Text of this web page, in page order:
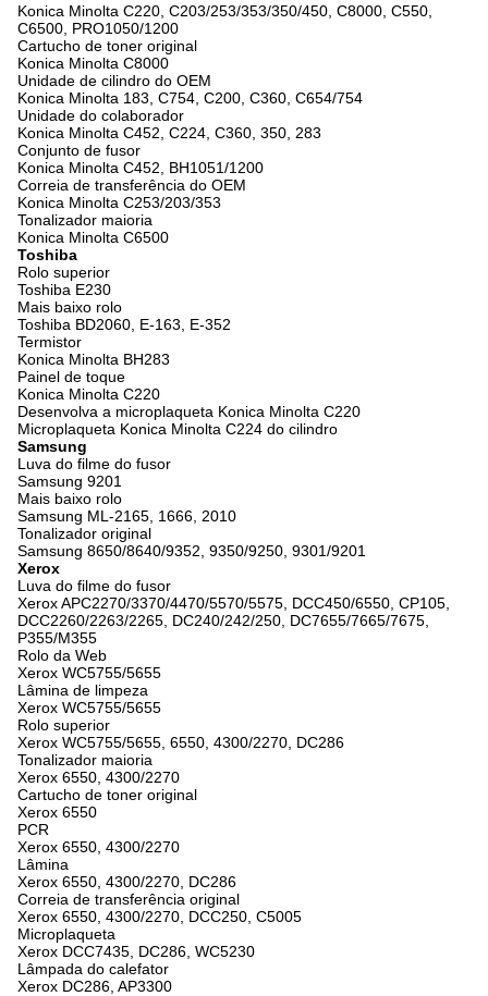
Konica Minolta C220, C203/253/353/350/450, C8000, C550,
C6500, PRO1050/1200
Cartucho de toner original
Konica Minolta C8000
Unidade de cilindro do OEM
Konica Minolta 183, C754, C200, C360, C654/754
Unidade do colaborador
Konica Minolta C452, C224, C360, 350, 283
Conjunto de fusor
Konica Minolta C452, BH1051/1200
Correia de transferência do OEM
Konica Minolta C253/203/353
Tonalizador maioria
Konica Minolta C6500
Toshiba
Rolo superior
Toshiba E230
Mais baixo rolo
Toshiba BD2060, E-163, E-352
Termistor
Konica Minolta BH283
Painel de toque
Konica Minolta C220
Desenvolva a microplaqueta Konica Minolta C220
Microplaqueta Konica Minolta C224 do cilindro
Samsung
Luva do filme do fusor
Samsung 9201
Mais baixo rolo
Samsung ML-2165, 1666, 2010
Tonalizador original
Samsung 8650/8640/9352, 9350/9250, 9301/9201
Xerox
Luva do filme do fusor
Xerox APC2270/3370/4470/5570/5575, DCC450/6550, CP105,
DCC2260/2263/2265, DC240/242/250, DC7655/7665/7675,
P355/M355
Rolo da Web
Xerox WC5755/5655
Lâmina de limpeza
Xerox WC5755/5655
Rolo superior
Xerox WC5755/5655, 6550, 4300/2270, DC286
Tonalizador maioria
Xerox 6550, 4300/2270
Cartucho de toner original
Xerox 6550
PCR
Xerox 6550, 4300/2270
Lâmina
Xerox 6550, 4300/2270, DC286
Correia de transferência original
Xerox 6550, 4300/2270, DCC250, C5005
Microplaqueta
Xerox DCC7435, DC286, WC5230
Lâmpada do calefator
Xerox DC286, AP3300